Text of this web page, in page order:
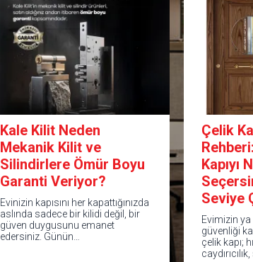
Kale Kilit Neden
Mekanik Kilit ve
Silindirlere Ömür Boyu
Garanti Veriyor?
Evinizin kapısını her kapattığınızda
aslında sadece bir kilidi değil, bir
güven duygusunu emanet
edersiniz. Günün…
Çelik
Kapıyı
Seviye
Evimizin
güvenliği
çelik kapı;